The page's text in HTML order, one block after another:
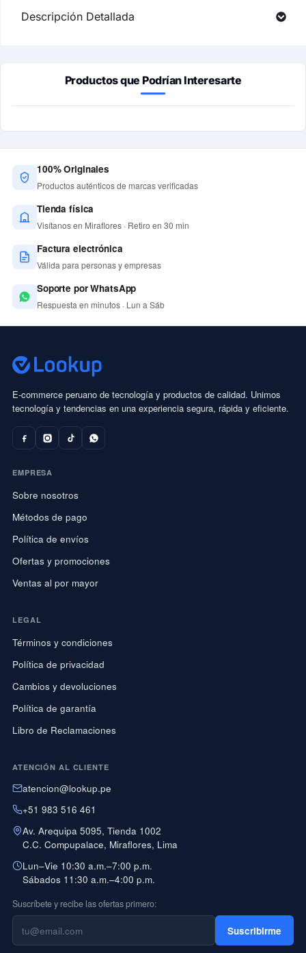
Descripción Detallada
Productos que Podrían Interesarte
100% Originales
Productos auténticos de marcas verificadas
Tienda física
Visítanos en Miraflores · Retiro en 30 min
Factura electrónica
Válida para personas y empresas
Soporte por WhatsApp
Respuesta en minutos · Lun a Sáb
E-commerce peruano de tecnología y productos de calidad. Unimos
tecnología y tendencias en una experiencia segura, rápida y eficiente.
EMPRESA
Sobre nosotros
Métodos de pago
Política de envíos
Ofertas y promociones
Ventas al por mayor
LEGAL
Términos y condiciones
Política de privacidad
Cambios y devoluciones
Política de garantía
Libro de Reclamaciones
ATENCIÓN AL CLIENTE
atencion@lookup.pe
+51 983 516 461
Av. Arequipa 5095, Tienda 1002
C.C. Compupalace, Miraflores, Lima
Lun–Vie 10:30 a.m.–7:00 p.m.
Sábados 11:30 a.m.–4:00 p.m.
Suscríbete y recibe las ofertas primero:
Suscribirme